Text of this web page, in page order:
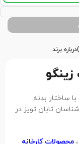
درباره برند
ساختار بدنه
دید کارشناسان تابان تویز در
محصولات کارخانه